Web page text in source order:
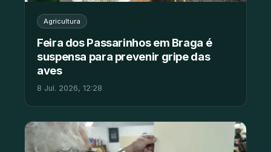
Agricultura
Feira dos Passarinhos em Braga é
suspensa para prevenir gripe das
aves
8 Jul. 2026, 12:28